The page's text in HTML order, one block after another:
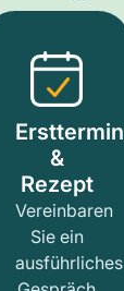
Ersttermin
&
Rezept
Vereinbaren
Sie ein
ausführliches